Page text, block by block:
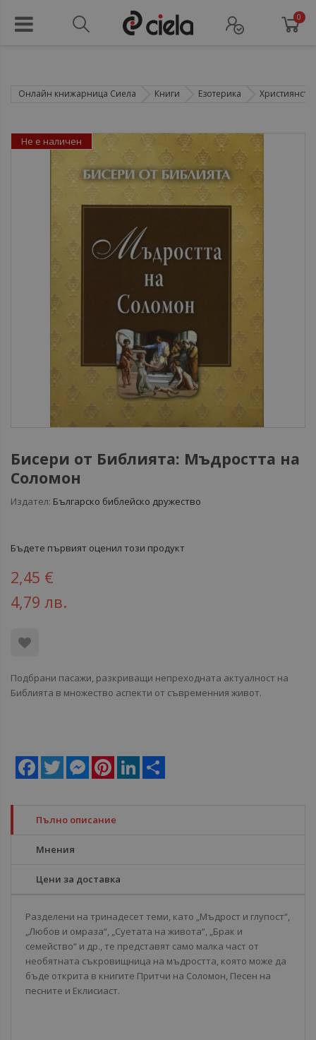
0
Онлайн книжарница Сиела Книги Езотерика
Бисери от Библията: Мъдростта на
Соломон
Издател: Българско библейско дружество
Бъдете първият оценил този продукт
2,45 €
4,79 лв.
Подбрани пасажи, разкриващи непреходната актуалност на
Библията в множество аспекти от съвременния живот.
Facebook
Twitter MessengerPinterestLinkedIn
Не е наличен
Пълно описание
Мнения
Цени за доставка
Разделени на тринадесет теми, като „Мъдрост и глупост“,
„Любов и омраза“, „Суетата на живота“, „Брак и
семейство“ и др., те представят само малка част от
необятната съкровищница на мъдростта, която може да
бъде открита в книгите Притчи на Соломон, Песен на
песните и Еклисиаст.